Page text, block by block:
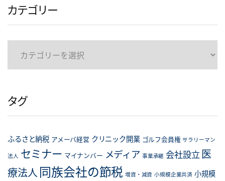
カテゴリー
ゴ
ー
タグ
ふるさと納税 アメーバ経営 クリニック開業 ゴルフ会員権 サラリーマン
法人 セミナー マイナンバー メディア 事業承継 会社設立 医
療法人 同族会社の節税 増資・減資 小規模企業共済 小規模